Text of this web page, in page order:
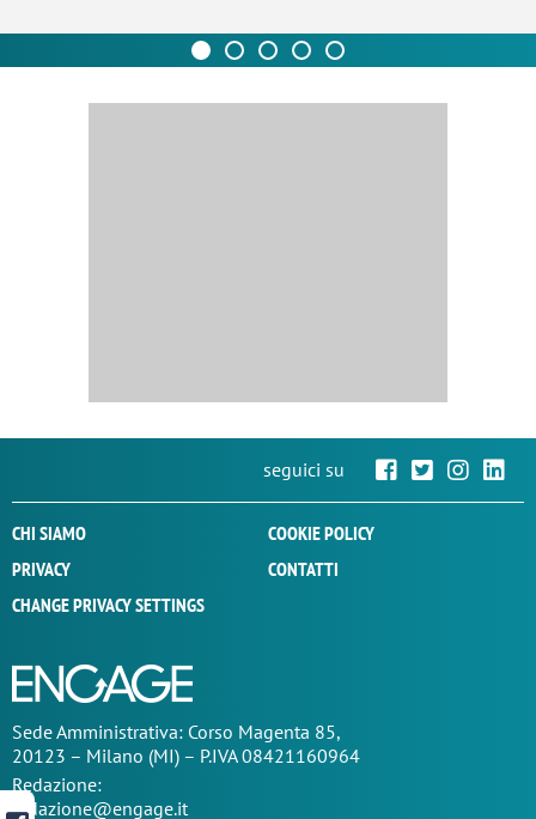
seguici su
CHI SIAMO
COOKIE POLICY
PRIVACY
CONTATTI
CHANGE PRIVACY SETTINGS
SedeAmministrativa: Corso Magenta 85,
20123 – Milano (MI) – P.IVA 08421160964
Redazione:
redazione@engage.it